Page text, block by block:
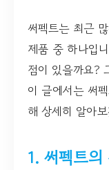
써펙트는 최근
제품 중 하나입
점이 있을까요?
이 글에서는 써
해 상세히 알아
1. 써펙트의